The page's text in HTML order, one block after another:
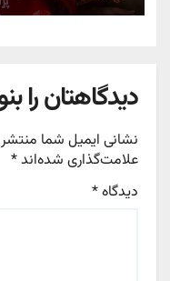
دیدگاهتان را
نشانی ایمیل شما
علامت‌گذاری شده‌اند*
دیدگاه*